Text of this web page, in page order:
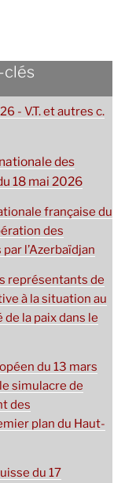
clés
- V.T. et autres c.
des
18 mai 2026
française du
des
l’Azerbaïdjan
représentants de
à la situation au
la paix dans le
du 13 mars
simulacre de
des
plan du Haut-
du 17